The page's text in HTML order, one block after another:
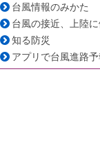
台風情報のみかた
台風の接近、上陸に
知る防災
アプリで台風進路